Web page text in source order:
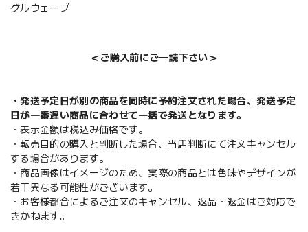
グルウェーブ
＜ご購入前にご一読下さい＞
・発送予定日が別の商品を同時に予約注文された場合、発送予定
日が一番遅い商品に合わせて一括で発送となります。
・表示金額は税込み価格です。
・転売目的の購入と判断した場合、当店判断にて注文キャンセル
する場合があります。
・商品画像はイメージのため、実際の商品とは色味やデザインが
若干異なる可能性がございます。
・お客様都合によるご注文のキャンセル、返品・返金はご対応で
きかねます。